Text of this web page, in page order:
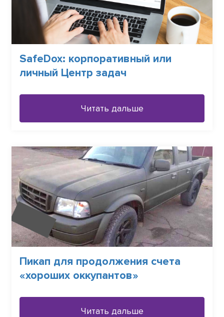
SafeDox: корпоративный или
личный Центр задач
Читать дальше
Пикап для продолжения счета
«хороших оккупантов»
Читать дальше